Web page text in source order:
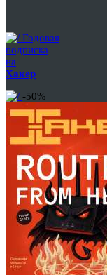
Годовая
подписка
на
Хакер
-50%